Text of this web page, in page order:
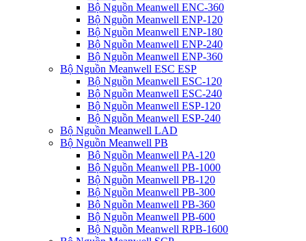
Bộ Nguồn Meanwell ENC-360
Bộ Nguồn Meanwell ENP-120
Bộ Nguồn Meanwell ENP-180
Bộ Nguồn Meanwell ENP-240
Bộ Nguồn Meanwell ENP-360
Bộ Nguồn Meanwell ESC ESP
Bộ Nguồn Meanwell ESC-120
Bộ Nguồn Meanwell ESC-240
Bộ Nguồn Meanwell ESP-120
Bộ Nguồn Meanwell ESP-240
Bộ Nguồn Meanwell LAD
Bộ Nguồn Meanwell PB
Bộ Nguồn Meanwell PA-120
Bộ Nguồn Meanwell PB-1000
Bộ Nguồn Meanwell PB-120
Bộ Nguồn Meanwell PB-300
Bộ Nguồn Meanwell PB-360
Bộ Nguồn Meanwell PB-600
Bộ Nguồn Meanwell RPB-1600